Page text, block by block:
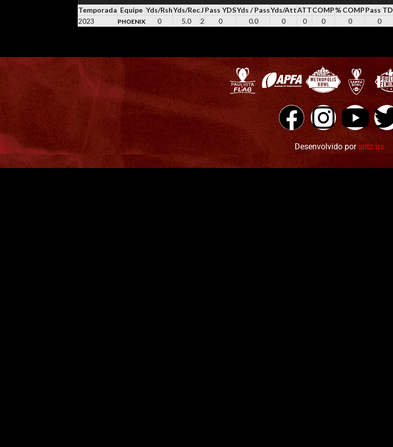
Temporada Equipe Yds/RshYds/RecJ Pass YDSYds / PassYds/AttATTCOMP% COMPPass TD
2023
PHOENIX 0 5.0 2 0 0.0 0 0 0 0 0
Desenvolvido por sntz.us